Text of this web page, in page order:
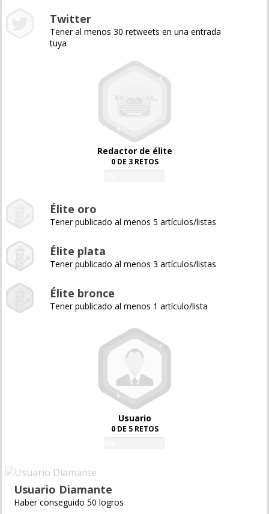
Twitter
Tener al menos 30 retweets en una entrada
tuya
Redactor de élite
0 DE 3 RETOS
Élite oro
Tener publicado al menos 5 artículos/listas
Élite plata
Tener publicado al menos 3 artículos/listas
Élite bronce
Tener publicado al menos 1 artículo/lista
Usuario
0 DE 5 RETOS
Usuario Diamante
Haber conseguido 50 logros